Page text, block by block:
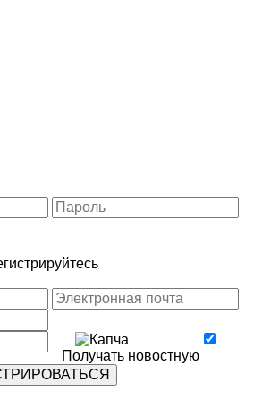
Получать новостную